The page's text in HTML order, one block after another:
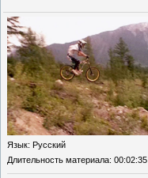
Язык: Русский
Длительность материала: 00:02:35